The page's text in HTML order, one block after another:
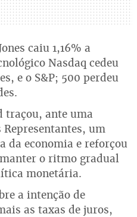
caiu 1,16% a
Nasdaq cedeu
e o S&P; 500 perdeu
traçou, ante uma
Representantes, um
da economia e reforçou
o ritmo gradual
monetária.
a intenção de
as taxas de juros,